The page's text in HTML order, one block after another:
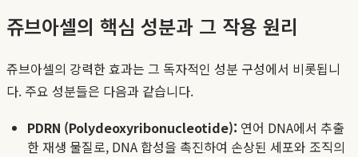
쥬브아셀의 핵심 성분과 그 작용 원리
쥬브아셀의 강력한 효과는 그 독자적인 성분 구성에서 비롯됩니
다. 주요 성분들은 다음과 같습니다.
PDRN (Polydeoxyribonucleotide): 연어 DNA에서 추출
한 재생 물질로, DNA 합성을 촉진하여 손상된 세포와 조직의